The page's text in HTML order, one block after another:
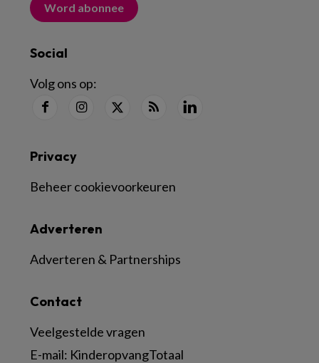
Word abonnee
Social
Volg ons op:
Contact
Veelgestelde vragen
E-mail: KinderopvangTotaal
Adverteren
Adverteren & Partnerships
Privacy
Beheer cookievoorkeuren